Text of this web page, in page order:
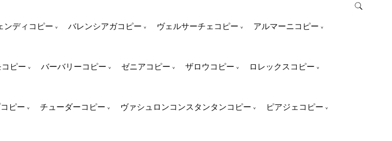
ンディコピー バレンシアガコピー ヴェルサーチェコピー アルマーニコピー
ピー バーバリーコピー ゼニアコピー ザロウコピー ロレックスコピー
ピー チューダーコピー ヴァシュロンコンスタンタンコピー ピアジェコピー